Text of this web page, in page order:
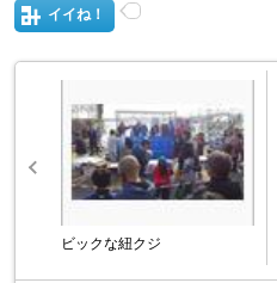
イイね！
ビックな紐クジ